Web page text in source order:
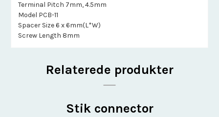
Terminal Pitch 7mm, 4.5mm
Model PCB-11
Spacer Size 6 x 6mm(L*W)
Screw Length 8mm
Relaterede produkter
Stik connector